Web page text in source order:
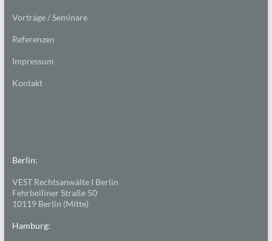
Vorträge / Seminare
Referenzen
Impressum
Kontakt
Berlin:
VEST Rechtsanwälte I Berlin
Fehrbelliner Straße 50
10119 Berlin (Mitte)
Hamburg: